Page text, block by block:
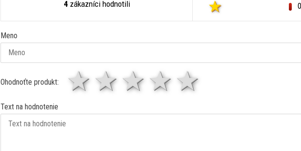
4zákazníci hodnotili
Meno
Ohodnoťte produkt: 4 hviezdy
3 hviezdy
2 hviezdy
1 hviezda
Text na hodnotenie